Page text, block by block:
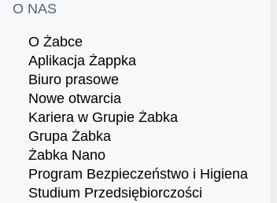
O NAS
O Żabce
Aplikacja Żappka
Biuro prasowe
Nowe otwarcia
Kariera w Grupie Żabka
Grupa Żabka
Żabka Nano
Program Bezpieczeństwo i Higiena
Studium Przedsiębiorczości